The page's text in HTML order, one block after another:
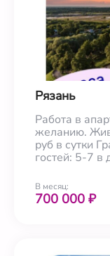
Рязань
Работа в
желанию.
руб в сутки
гостей: 5-7 в
В месяц:
700 000 ₽